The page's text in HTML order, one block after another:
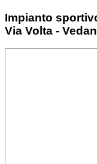
Impianto
Via Volta -